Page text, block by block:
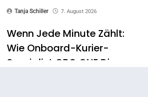
Tanja Schiller 7. August 2026
Wenn Jede Minute Zählt:
Wie Onboard-Kurier-
Spezialist OBC ONE Die